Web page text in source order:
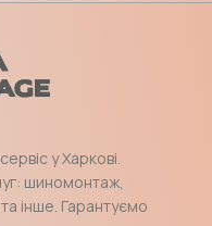
у Харкові.
шиномонтаж,
інше. Гарантуємо